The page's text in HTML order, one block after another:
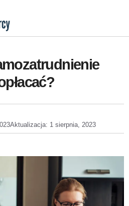
Aktualizacja: 1 sierpnia, 2023